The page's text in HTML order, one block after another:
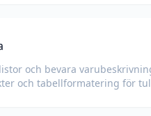
och bevara
och tabellformatering för